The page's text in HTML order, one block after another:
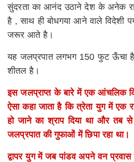
सुंदरता का आनंद उठाने देश के अनेक
है , साथ ही बोधगया आने वाले विदेशी
जरूर आते है।
यह जलप्रपात लगभग 150 फुट ऊँचा है
शीतल है।
इस जलप्राप्त के बारे में एक आंचलिक
ऐसा कहा जाता है कि त्रेता युग में एक
हो जाने का श्राप दिया था और तब से
जलप्रपात की गुफाओं में छिपा रहा था।
द्वापर युग में जब पांडव अपने वन